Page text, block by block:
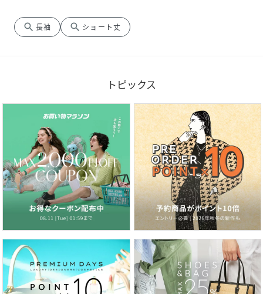
search 長袖 search ショート丈
トピックス